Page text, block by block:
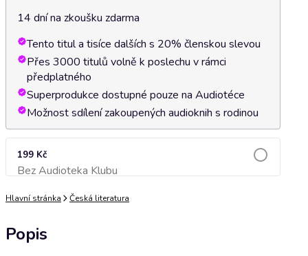
14 dní na zkoušku zdarma
Tento titul a tisíce dalších s 20% členskou slevou
Přes 3000 titulů volně k poslechu v rámci
předplatného
Superprodukce dostupné pouze na Audiotéce
Možnost sdílení zakoupených audioknih s rodinou
199 Kč
Bez Audioteka KlubuPřidat do košíku
Hlavní stránka Česká literatura
Popis